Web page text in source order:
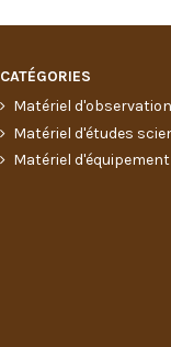
CATÉGORIES
Matériel d'observation
Matériel d'études
Matériel